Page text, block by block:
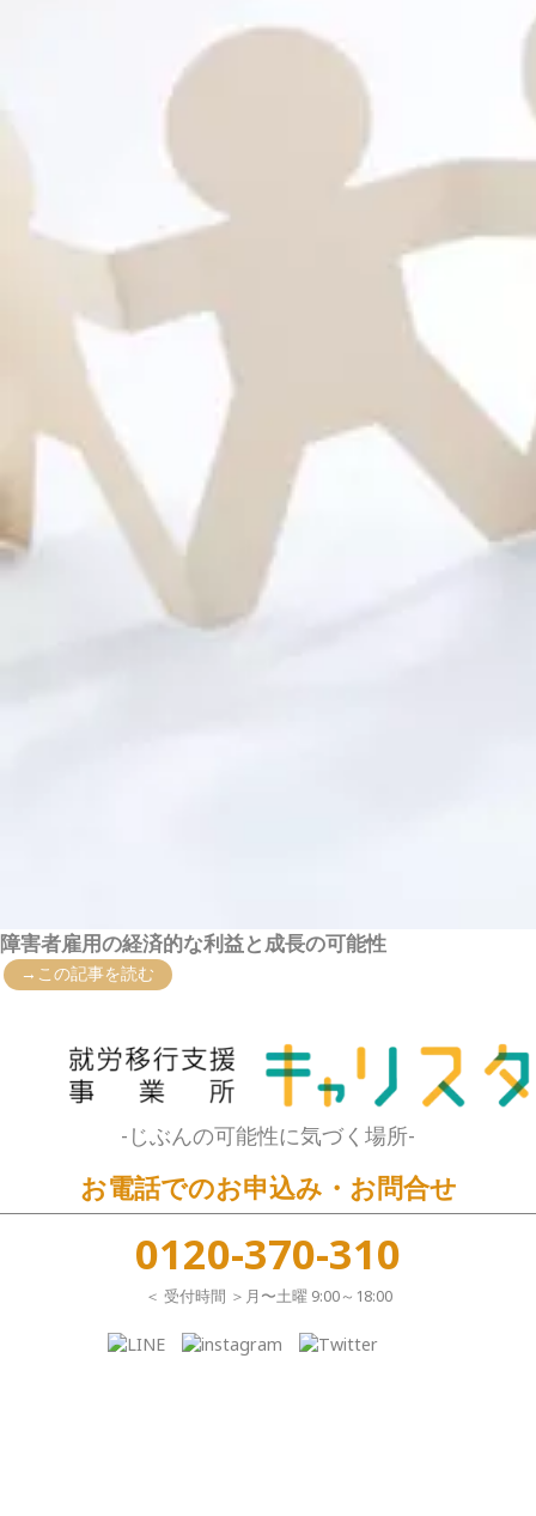
障害者雇用の経済的な利益と成長の可能性
→この記事を読む
-じぶんの可能性に気づく場所-
お電話でのお申込み・お問合せ
0120-370-310
＜ 受付時間 ＞月〜土曜 9:00～18:00